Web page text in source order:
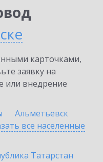
карточками,
заявку на
или внедрение
Альметьевск
все населенные
Татарстан